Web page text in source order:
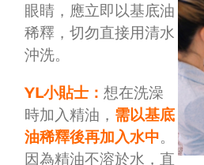
眼睛，應立即以基底油
稀釋，切勿直接用清水
沖洗。
YL小貼士： 想在洗澡
時加入精油， 需以基底
油稀釋後再加入水中。
因為精油不溶於水，直